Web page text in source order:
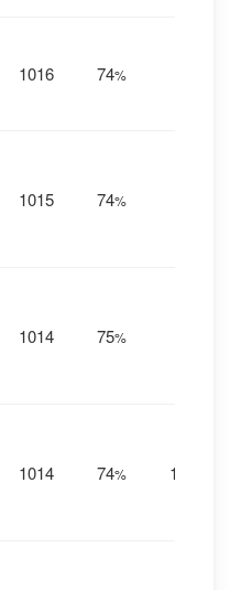
1016 74%
1015 74%
1014 75%
1014 74% 18